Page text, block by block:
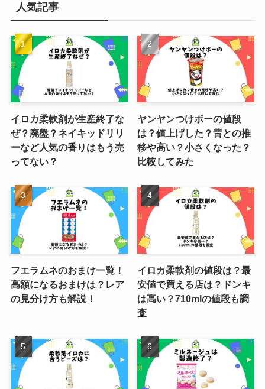
人気記事
イロカ柔軟剤が生産終了な
ぜ？廃盤？ネイキッドリリ
ーなど人気の香りはもう売
ってない？
ヤンヤンつけボーの値段
は？値上げした？昔との推
移や高い？小さくなった？
比較してみた
フエラムネのおまけ一覧！
高額になるおまけは？レア
の見分け方も解説！
イロカ柔軟剤の値段は？最
安値で買える店は？ドンキ
は高い？710mlの値段も調
査